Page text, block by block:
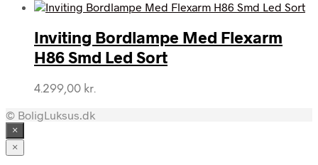
Inviting Bordlampe Med Flexarm
H86 Smd Led Sort
4.299,00 kr.
© BoligLuksus.dk
×
×